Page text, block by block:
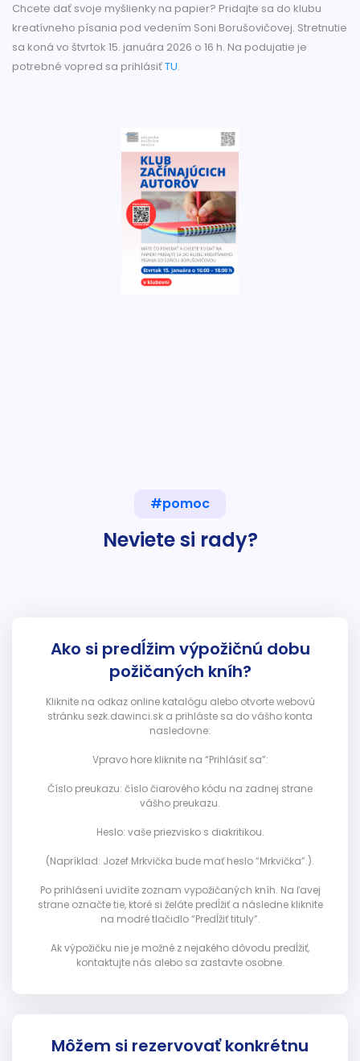
Chcete dať svoje myšlienky na papier? Pridajte sa do klubu
kreatívneho písania pod vedením Soni Borušovičovej. Stretnutie
sa koná vo štvrtok 15. januára 2026 o 16 h. Na podujatie je
potrebné vopred sa prihlásiťTU.
#pomoc
Neviete si rady?
Ako si predĺžim výpožičnú dobu
požičaných kníh?
Kliknite na odkaz online katalógu alebo otvorte webovú
stránku sezk.dawinci.sk a prihláste sa do vášho konta
nasledovne:
Vpravo hore kliknite na “Prihlásiť sa”:
Číslo preukazu: číslo čiarového kódu na zadnej strane
vášho preukazu.
Heslo: vaše priezvisko s diakritikou.
(Napríklad: Jozef Mrkvička bude mať heslo “Mrkvička”.).
Po prihlásení uvidíte zoznam vypožičaných kníh. Na ľavej
strane označte tie, ktoré si želáte predĺžiť a následne kliknite
na modré tlačidlo “Predĺžiť tituly”.
Ak výpožičku nie je možné z nejakého dôvodu predĺžiť,
kontaktujte nás alebo sa zastavte osobne.
Môžem si rezervovať konkrétnu